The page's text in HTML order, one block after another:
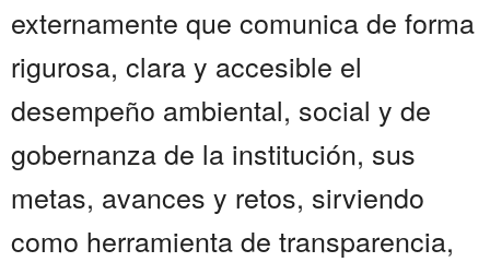
externamente que comunica de forma
rigurosa, clara y accesible el
desempeño ambiental, social y de
gobernanza de la institución, sus
metas, avances y retos, sirviendo
como herramienta de transparencia,